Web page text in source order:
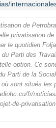
de
privatisation
le quotidien
Parti des
option. Ce
Parti de la
sont situés les
fr/
de-